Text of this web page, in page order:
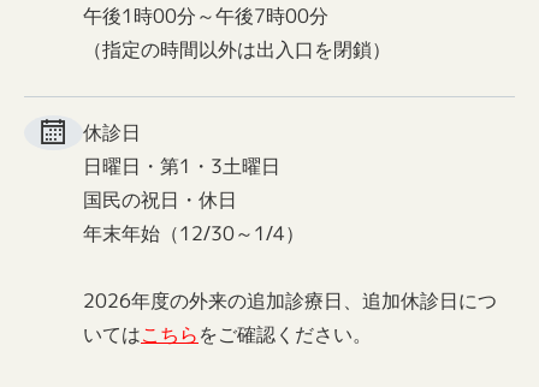
午後1時00分～午後7時00分
（指定の時間以外は出入口を閉鎖）
休診日
日曜日・第1・3土曜日
国民の祝日・休日
年末年始（12/30～1/4）
2026年度の外来の追加診療日、追加休診日につ
いてはこちらをご確認ください。